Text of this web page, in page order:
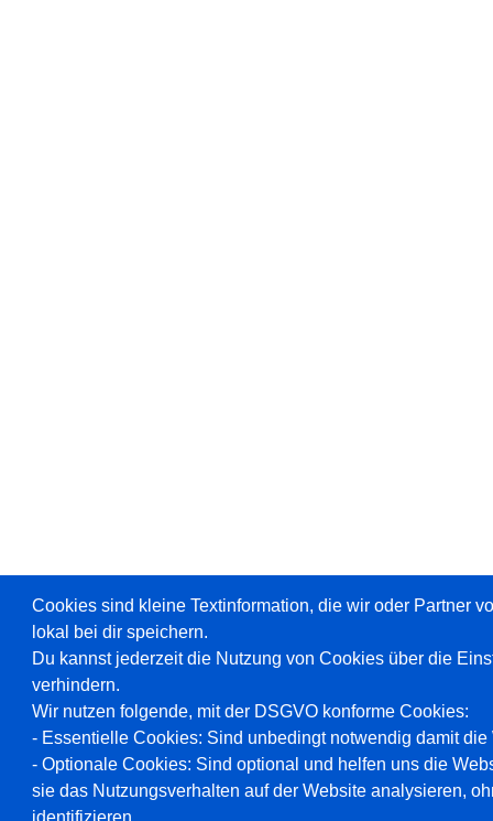
Cookies sind kleine Textinformation, die wir oder Partner
lokal bei dir speichern.
Du kannst jederzeit die Nutzung von Cookies über die
verhindern.
Wir nutzen folgende, mit der DSGVO konforme Cookies:
- Essentielle Cookies: Sind unbedingt notwendig damit
- Optionale Cookies: Sind optional und helfen uns die
sie das Nutzungsverhalten auf der Website analysieren,
identifizieren.